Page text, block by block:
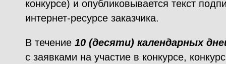
конкурсе) и опубликовывается текст
интернет-ресурсе заказчика.
В течение 10 (десяти) календарных
с заявками на участие в конкурсе,